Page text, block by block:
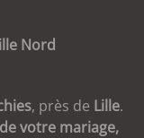
Nord
, près de Lille.
votre mariage,